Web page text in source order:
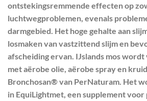
ontstekingsremmende effecten op
luchtwegproblemen, evenals
darmgebied. Het hoge gehalte aan
losmaken van vastzittend slijm en
afscheiding ervan. IJslands mos
met aërobe olie, aërobe spray en
Bronchosan® van PerNaturam. Het
in EquiLightmet, een supplement voor